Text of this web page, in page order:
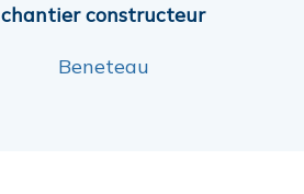
chantier constructeur
Beneteau